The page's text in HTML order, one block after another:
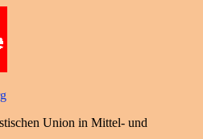
Union in Mittel- und